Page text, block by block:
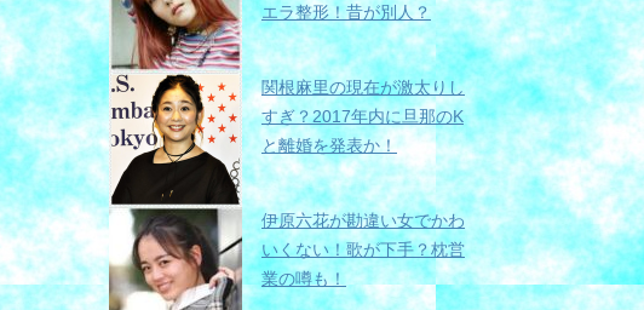
エラ整形！昔が別人？
関根麻里の現在が激太りし
すぎ？2017年内に旦那のK
と離婚を発表か！
伊原六花が勘違い女でかわ
いくない！歌が下手？枕営
業の噂も！